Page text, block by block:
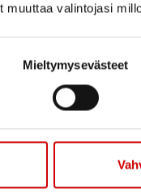
muuttaa valintojasi
Mieltymysevästeet